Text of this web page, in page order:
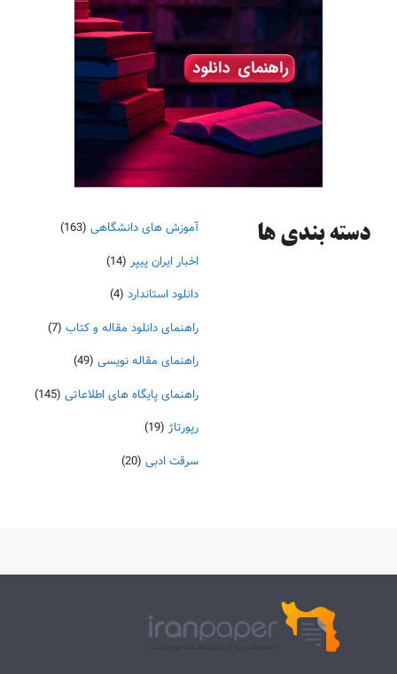
دسته‌ بندی ها آموزش های دانشگاهی (163)
اخبار ایران پیپر (14)
دانلود استاندارد (4)
راهنمای دانلود مقاله و کتاب (7)
راهنمای مقاله نویسی (49)
راهنمای پایگاه های اطلاعاتی (145)
رپورتاژ (19)
سرقت ادبی (20)